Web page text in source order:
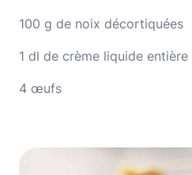
100 g de noix décortiquées
1 dl de crème liquide entière
4 œufs